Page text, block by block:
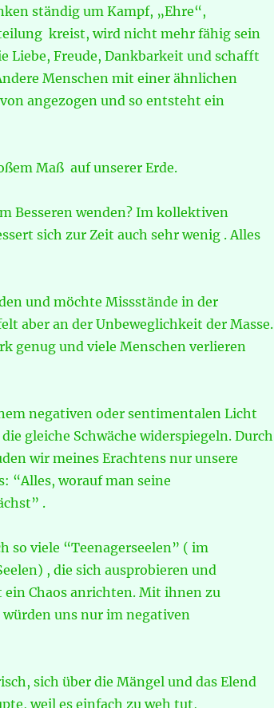
ständig um Kampf, „Ehre“,
kreist, wird nicht mehr fähig sein
Liebe, Freude, Dankbarkeit und schafft
Menschen mit einer ähnlichen
angezogen und so entsteht ein
Maß auf unserer Erde.
Besseren wenden? Im kollektiven
sich zur Zeit auch sehr wenig . Alles
und möchte Missstände in der
aber an der Unbeweglichkeit der Masse.
genug und viele Menschen verlieren
negativen oder sentimentalen Licht
gleiche Schwäche widerspiegeln. Durch
wir meines Erachtens nur unsere
“Alles, worauf man seine
.
so viele “Teenagerseelen” ( im
, die sich ausprobieren und
Chaos anrichten. Mit ihnen zu
uns nur im negativen
sich über die Mängel und das Elend
weil es einfach zu weh tut,